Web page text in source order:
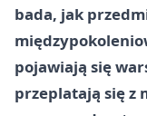
bada, jak
pojawiają się
przeplatają się z